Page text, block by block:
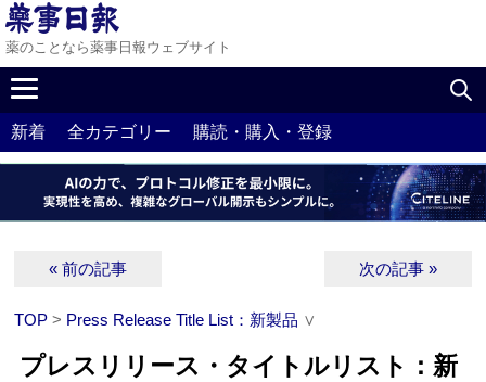
薬のことなら薬事日報ウェブサイト
新着 全カテゴリー 購読・購入・登録
« 前の記事 次の記事 »
TOP > Press Release Title List：新製品 ∨
プレスリリース・タイトルリスト：新